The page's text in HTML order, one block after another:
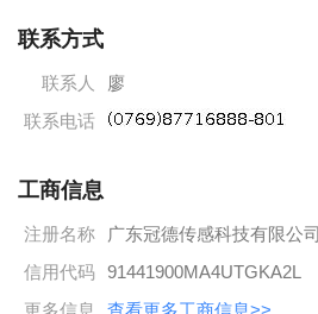
联系方式
联系人
廖
联系电话
工商信息
注册名称
广东冠德传感科技有限公司
信用代码 91441900MA4UTGKA2L
更多信息
查看更多工商信息>>